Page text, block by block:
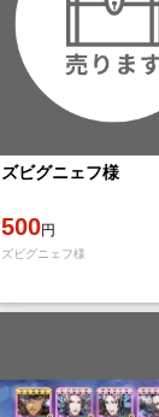
ズビグニェフ様
500円
ズビグニェフ様